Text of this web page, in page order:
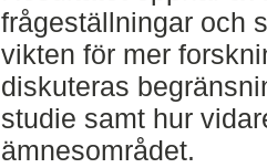
frågeställningar och
vikten för mer
diskuteras
studie samt hur
ämnesområdet.